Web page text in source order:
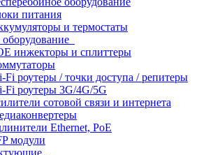
питания
и термостаты
оборудование
инжекторы и сплиттеры
Fi роутеры / точки доступа / репитеры
Fi роутеры 3G/4G/5G
сотовой связи и интернета
Ethernet, PoE
модули